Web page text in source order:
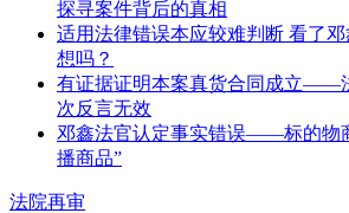
探寻案件背后的真相
适用法律错误本应较难判断 看了
想吗？
有证据证明本案真货合同成立——
次反言无效
邓鑫法官认定事实错误——标的物
播商品”
法院再审